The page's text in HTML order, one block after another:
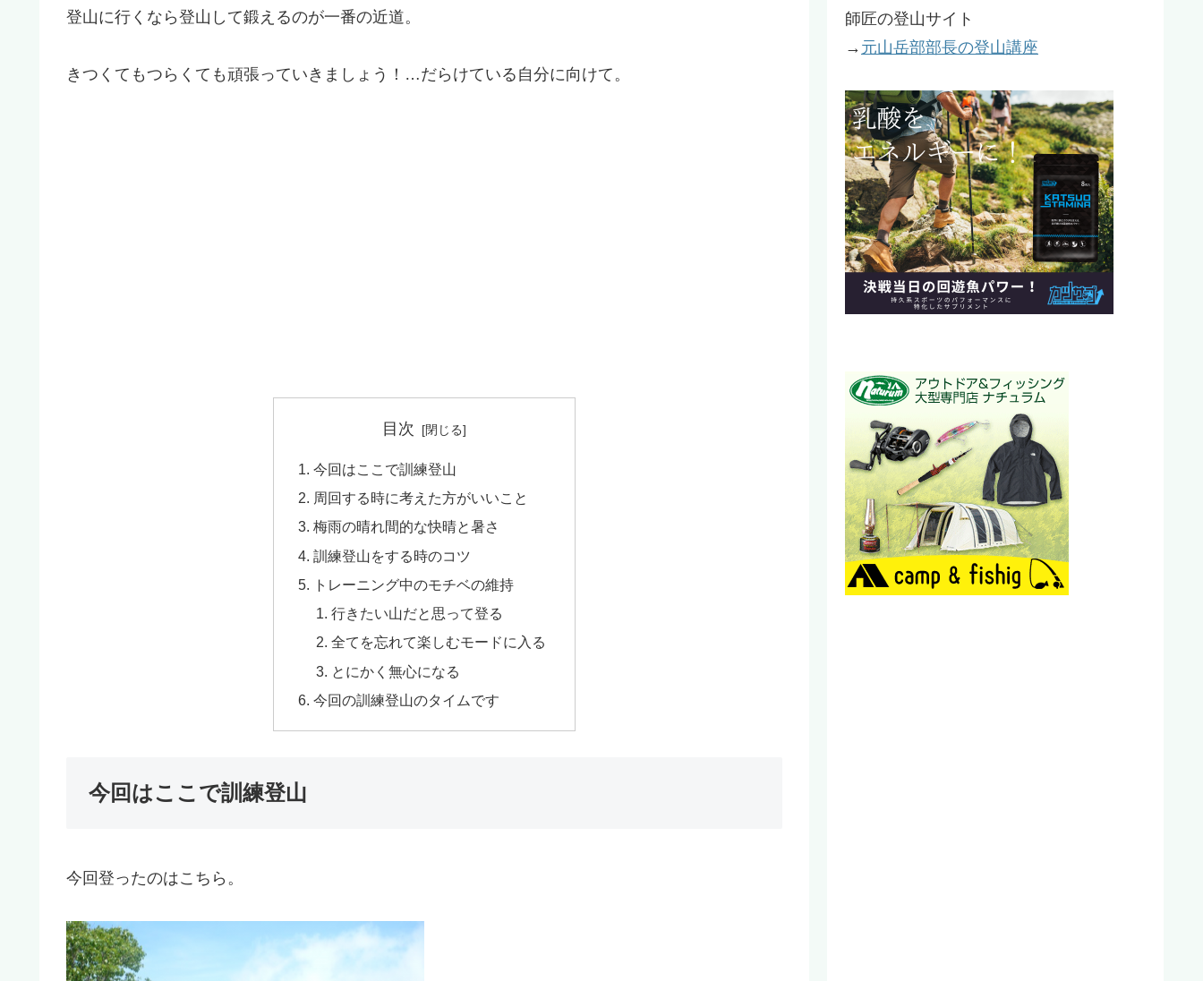
登山に行くなら登山して鍛えるのが一番の近道。
きつくてもつらくても頑張っていきましょう！…だらけている自分に向けて。
目次
今回はここで訓練登山
周回する時に考えた方がいいこと
梅雨の晴れ間的な快晴と暑さ
訓練登山をする時のコツ
トレーニング中のモチベの維持
行きたい山だと思って登る
全てを忘れて楽しむモードに入る
とにかく無心になる
今回の訓練登山のタイムです
今回はここで訓練登山
今回登ったのはこちら。
師匠の登山サイト
→ 元山岳部部長の登山講座